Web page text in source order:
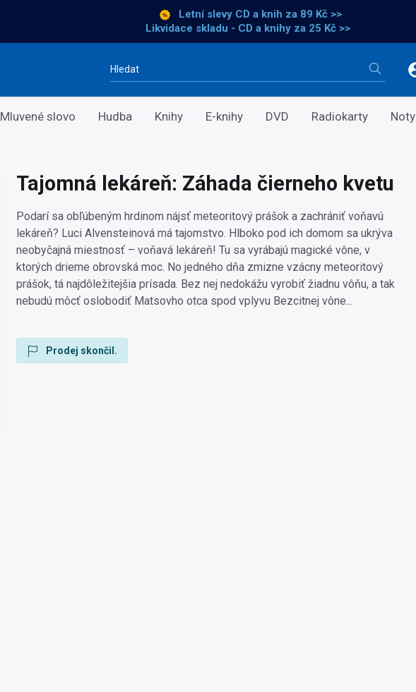
Letní slevy CD a knih za 89 Kč >>
Likvidace skladu - CD a knihy za 25 Kč >>
Vyhledávání
Mluvené slovo Hudba Knihy E-knihy DVD Radiokarty Noty
Tajomná lekáreň: Záhada čierneho kvetu
Podarí sa obľúbeným hrdinom nájsť meteoritový prášok a zachrániť voňavú
lekáreň? Luci Alvensteinová má tajomstvo. Hlboko pod ich domom sa ukrýva
neobyčajná miestnosť – voňavá lekáreň! Tu sa vyrábajú magické vône, v
ktorých drieme obrovská moc. No jedného dňa zmizne vzácny meteoritový
prášok, tá najdôležitejšia prísada. Bez nej nedokážu vyrobiť žiadnu vôňu, a tak
nebudú môcť oslobodiť Matsovho otca spod vplyvu Bezcitnej vône...
Prodej skončil.